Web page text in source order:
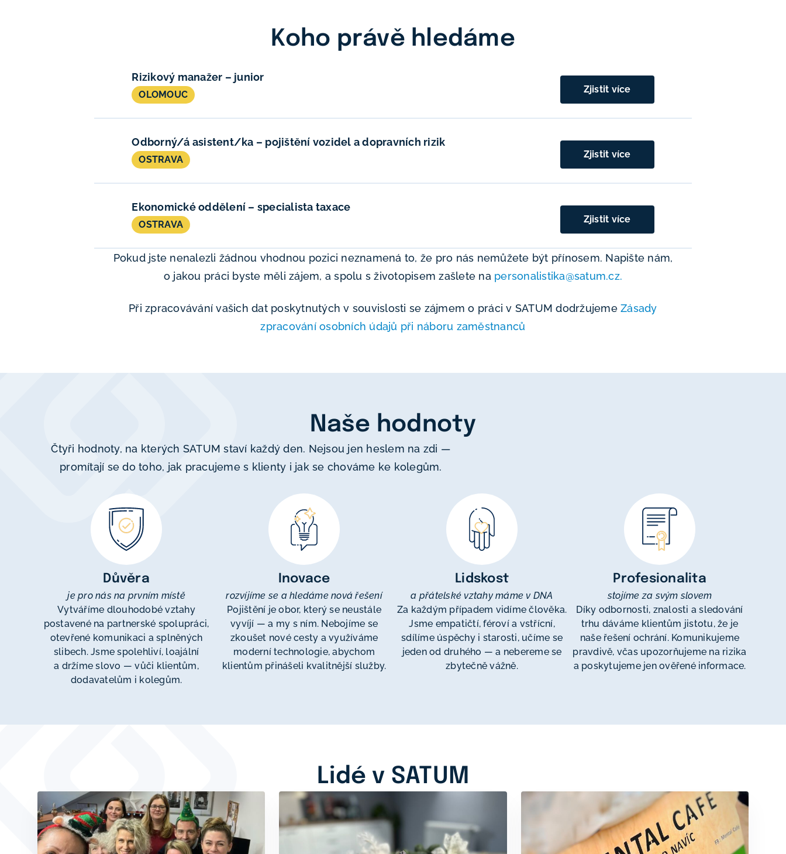
Koho právě hledáme
Rizikový manažer – junior
OLOMOUC Zjistit více
Odborný/á asistent/ka – pojištění vozidel a dopravních rizik
OSTRAVA Zjistit více
Ekonomické oddělení – specialista taxace
OSTRAVA Zjistit více
Pokud jste nenalezli žádnou vhodnou pozici neznamená to, že pro nás nemůžete být přínosem. Napište nám,
o jakou práci byste měli zájem, a spolu s životopisem zašlete na personalistika@satum.cz.
Při zpracovávání vašich dat poskytnutých v souvislosti se zájmem o práci v SATUM dodržujemeZásady
zpracování osobních údajů při náboru zaměstnanců
Naše hodnoty
Čtyři hodnoty, na kterých SATUM staví každý den. Nejsou jen heslem na zdi —
promítají se do toho, jak pracujeme s klienty i jak se chováme ke kolegům.
Důvěra
je pro nás na prvním místě
Vytváříme dlouhodobé vztahy
postavené na partnerské spolupráci,
otevřené komunikaci a splněných
slibech. Jsme spolehliví, loajální
a držíme slovo — vůči klientům,
dodavatelům i kolegům.
Inovace
rozvíjíme se a hledáme nová řešení
Pojištění je obor, který se neustále
vyvíjí — a my s ním. Nebojíme se
zkoušet nové cesty a využíváme
moderní technologie, abychom
klientům přinášeli kvalitnější služby.
Lidskost
a přátelské vztahy máme v DNA
Za každým případem vidíme člověka.
Jsme empatičtí, féroví a vstřícní,
sdílíme úspěchy i starosti, učíme se
jeden od druhého — a nebereme se
zbytečně vážně.
Profesionalita
stojíme za svým slovem
Díky odbornosti, znalosti a sledování
trhu dáváme klientům jistotu, že je
naše řešení ochrání. Komunikujeme
pravdivě, včas upozorňujeme na rizika
a poskytujeme jen ověřené informace.
Lidé v SATUM